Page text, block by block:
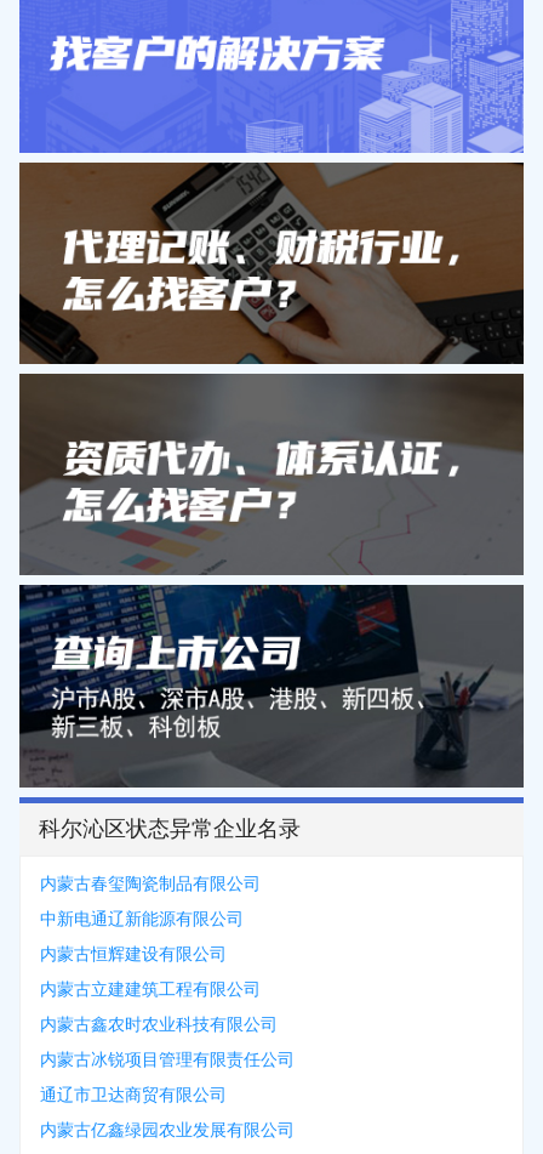
科尔沁区状态异常企业名录
内蒙古春玺陶瓷制品有限公司
中新电通辽新能源有限公司
内蒙古恒辉建设有限公司
内蒙古立建建筑工程有限公司
内蒙古鑫农时农业科技有限公司
内蒙古冰锐项目管理有限责任公司
通辽市卫达商贸有限公司
内蒙古亿鑫绿园农业发展有限公司